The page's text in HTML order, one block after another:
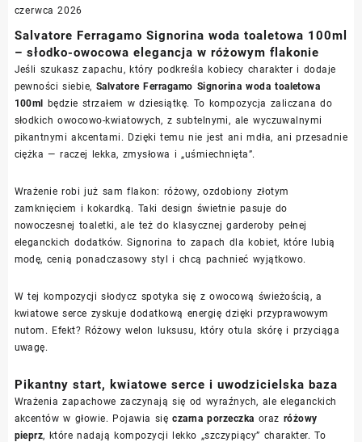
czerwca 2026
Salvatore Ferragamo Signorina woda toaletowa 100ml
– słodko-owocowa elegancja w różowym flakonie
Jeśli szukasz zapachu, który podkreśla kobiecy charakter i dodaje
pewności siebie, Salvatore Ferragamo Signorina woda toaletowa
100ml będzie strzałem w dziesiątkę. To kompozycja zaliczana do
słodkich owocowo-kwiatowych, z subtelnymi, ale wyczuwalnymi
pikantnymi akcentami. Dzięki temu nie jest ani mdła, ani przesadnie
ciężka — raczej lekka, zmysłowa i „uśmiechnięta”.
Wrażenie robi już sam flakon: różowy, ozdobiony złotym
zamknięciem i kokardką. Taki design świetnie pasuje do
nowoczesnej toaletki, ale też do klasycznej garderoby pełnej
eleganckich dodatków. Signorina to zapach dla kobiet, które lubią
modę, cenią ponadczasowy styl i chcą pachnieć wyjątkowo.
W tej kompozycji słodycz spotyka się z owocową świeżością, a
kwiatowe serce zyskuje dodatkową energię dzięki przyprawowym
nutom. Efekt? Różowy welon luksusu, który otula skórę i przyciąga
uwagę.
Pikantny start, kwiatowe serce i uwodzicielska baza
Wrażenia zapachowe zaczynają się od wyraźnych, ale eleganckich
akcentów w głowie. Pojawia sięczarna porzeczka oraz różowy
pieprz, które nadają kompozycji lekko „szczypiący” charakter. To